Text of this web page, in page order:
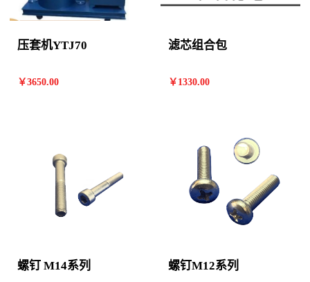
压套机YTJ70
￥3650.00
滤芯组合包
￥ 1330.00
螺钉 M14系列 螺钉M12系列